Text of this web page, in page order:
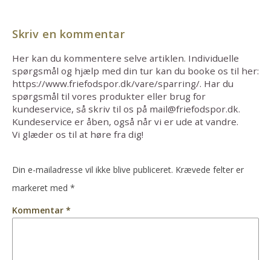
Skriv en kommentar
Her kan du kommentere selve artiklen. Individuelle
spørgsmål og hjælp med din tur kan du booke os til her:
https://www.friefodspor.dk/vare/sparring/. Har du
spørgsmål til vores produkter eller brug for
kundeservice, så skriv til os på mail@friefodspor.dk.
Kundeservice er åben, også når vi er ude at vandre.
Vi glæder os til at høre fra dig!
Din e-mailadresse vil ikke blive publiceret. Krævede felter er
markeret med *
Kommentar *